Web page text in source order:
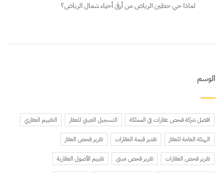
لماذا حي حطين الرياض من أرقى أحياء شمال الرياض؟
الوسم
افضل شركة فحص عقارات في المملكة التسجيل العيني للعقار التقييم العقاري
الهيئة العامة للعقار تقدير قيمة العقارات تقرير فحص العقار
تقرير فحص العقارات تقرير فحص مبنى تقييم الأصول العقارية